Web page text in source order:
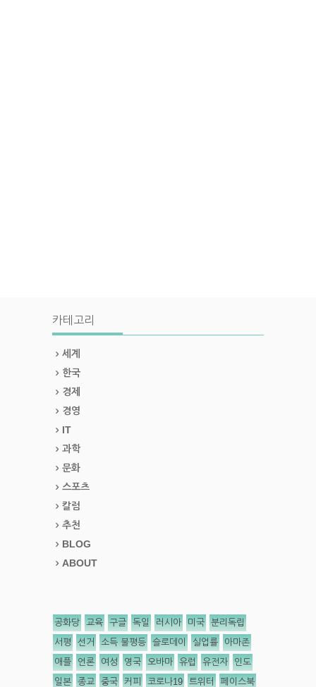
카테고리
세계
한국
경제
경영
IT
과학
문화
스포츠
칼럼
추천
BLOG
ABOUT
공화당 교육 구글 독일 러시아 미국 분리독립
서평 선거 소득 불평등 슬로데이 실업률 아마존
애플 언론 여성 영국 오바마 유럽 유전자 인도
일본 종교 중국 커피 코로나19 트위터 페이스북